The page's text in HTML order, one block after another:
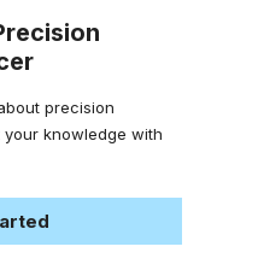
precision
knowledge with